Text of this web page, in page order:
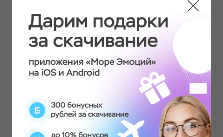
Ольга
СПА-программа "Легкость бытия"
Провела лучшие часы в жизни. Девочки очень
заботливые, вежливые, все рассказали,
объяснили и ответили на вопросы. Массаж тела
был супер. Размяли меня очень хорошо, мастер
Лия была внимательна к проблемным зонам. В
салоне везде очень хорошо пахнет, везде